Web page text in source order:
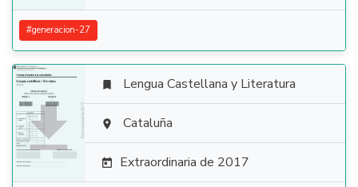
#generacion-27

 Lengua Castellana y Literatura
 Cataluña
 Extraordinaria de 2017